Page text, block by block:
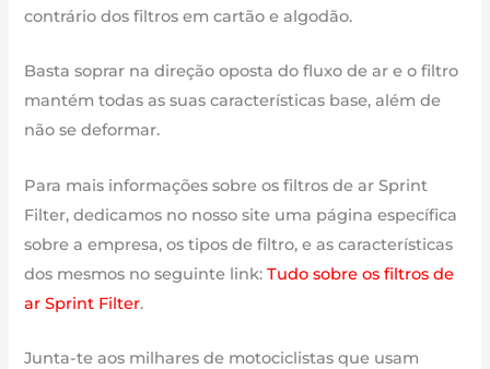
contrário dos filtros em cartão e algodão.
Basta soprar na direção oposta do fluxo de ar e o filtro
mantém todas as suas características base, além de
não se deformar.
Para mais informações sobre os filtros de ar Sprint
Filter, dedicamos no nosso site uma página específica
sobre a empresa, os tipos de filtro, e as características
dos mesmos no seguinte link:Tudo sobre os filtros de
ar Sprint Filter.
Junta-te aos milhares de motociclistas que usam